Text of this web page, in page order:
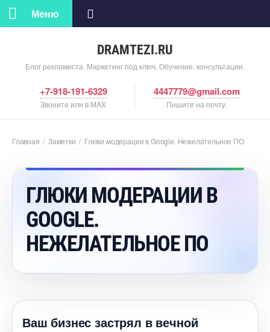
DRAMTEZI.RU
Блог рекламиста. Маркетинг под ключ. Обучение, консультации.
Меню
+7-918-191-6329
Звоните или в MAX
4447779@gmail.com
Пишите на почту.
Главная / Заметки / Глюки модерации в Google. Нежелательное ПО
ГЛЮКИ МОДЕРАЦИИ
GOOGLE.
НЕЖЕЛАТЕЛЬНОЕ ПО
аш бизнес застрял в вечной